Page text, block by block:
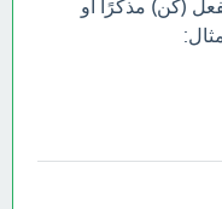
(كن) مذكرًا أو